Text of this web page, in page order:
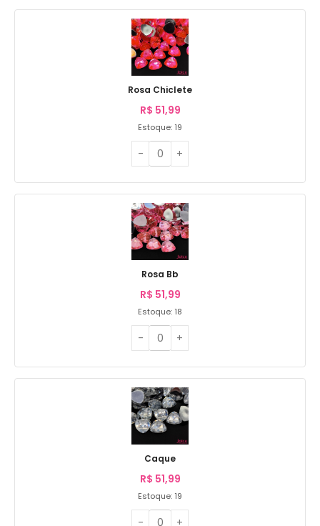
Rosa Chiclete
R$ 51,99
Estoque: 19
Rosa Bb
R$ 51,99
Estoque: 18
Caque
R$ 51,99
Estoque: 19